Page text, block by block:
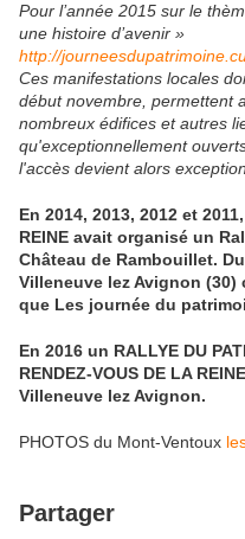
Pour l’année 2015 sur le
une histoire d’avenir »
http://
Ces manifestations locales
début novembre, permettent
nombreux édifices et autres
qu'exceptionnellement
l'accès devient alors
En 2014, 2013, 2012 et
REINE avait organisé un
Château de Rambouillet.
Villeneuve lez Avignon (30)
que Les journée du
En 2016 un RALLYE DU
RENDEZ-VOUS DE LA
Villeneuve lez Avignon.
PHOTOS du Mont-Ventoux
Partager